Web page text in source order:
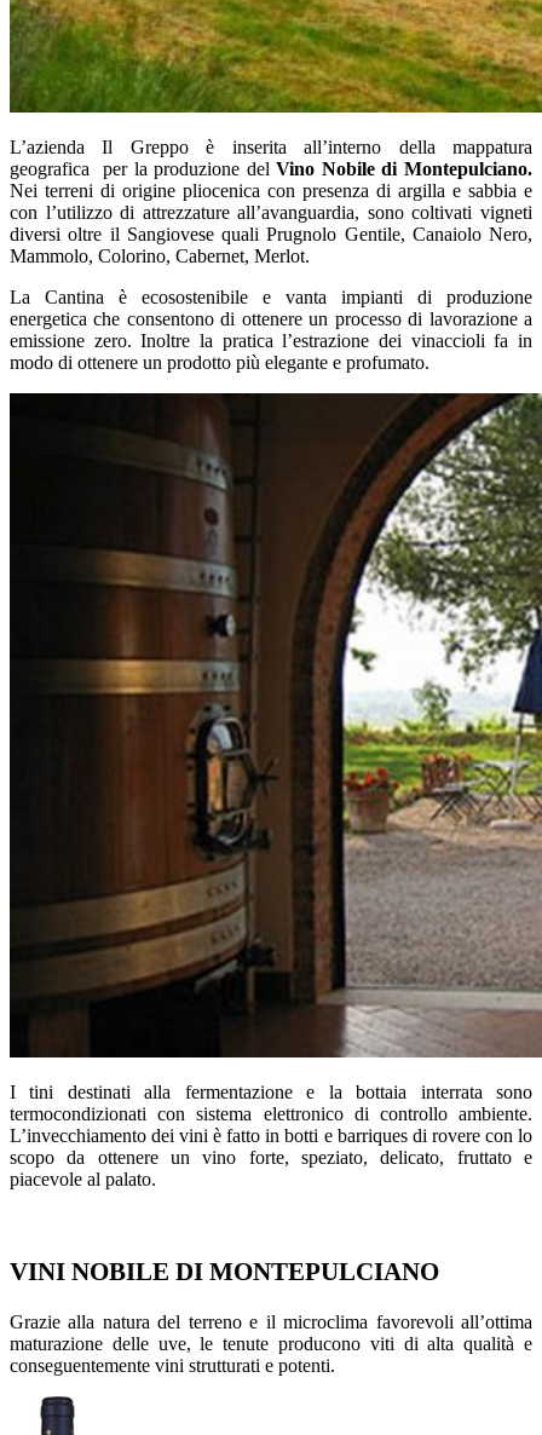
L’azienda Il Greppo è inserita all’interno della mappatura
geografica per la produzione delVino Nobile di Montepulciano.
Nei terreni di origine pliocenica con presenza di argilla e sabbia e
con l’utilizzo di attrezzature all’avanguardia, sono coltivati vigneti
diversi oltre il Sangiovese quali Prugnolo Gentile, Canaiolo Nero,
Mammolo, Colorino, Cabernet, Merlot.
La Cantina è ecosostenibile e vanta impianti di produzione
energetica che consentono di ottenere un processo di lavorazione a
emissione zero. Inoltre la pratica l’estrazione dei vinaccioli fa in
modo di ottenere un prodotto più elegante e profumato.
I tini destinati alla fermentazione e la bottaia interrata sono
termocondizionati con sistema elettronico di controllo ambiente.
L’invecchiamento dei vini è fatto in botti e barriques di rovere con lo
scopo da ottenere un vino forte, speziato, delicato, fruttato e
piacevole al palato.
VINI NOBILE DI MONTEPULCIANO
Grazie alla natura del terreno e il microclima favorevoli all’ottima
maturazione delle uve, le tenute producono viti di alta qualità e
conseguentemente vini strutturati e potenti.